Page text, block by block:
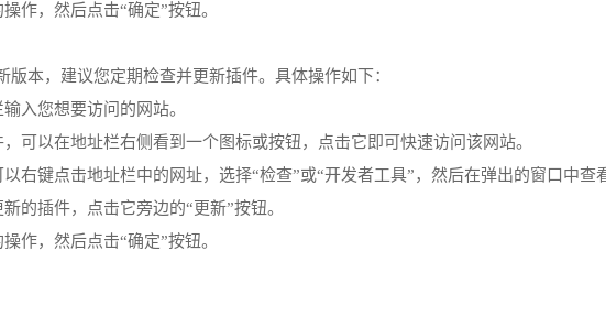
作，然后点击“确定”按钮。
版本，建议您定期检查并更新插件。具体操作如下：
入您想要访问的网站。
可以在地址栏右侧看到一个图标或按钮，点击它即可快速访问该网站。
右键点击地址栏中的网址，选择“检查”或“开发者工具”，然后在弹出的窗口中查
的插件，点击它旁边的“更新”按钮。
作，然后点击“确定”按钮。